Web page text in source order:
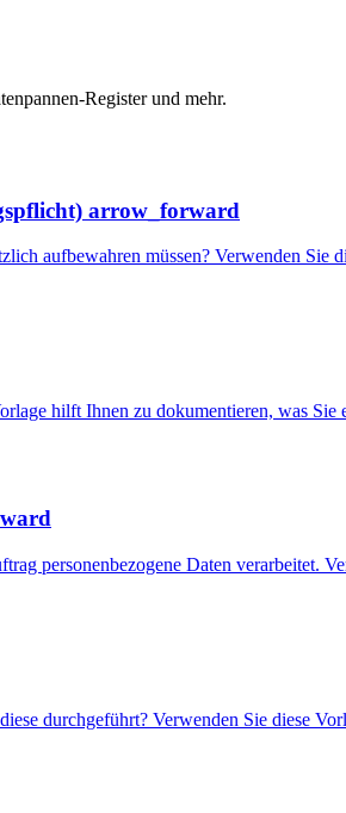
Register und mehr.
arrow_forward
aufbewahren müssen? Verwenden Sie
hilft Ihnen zu dokumentieren, was Sie
personenbezogene Daten verarbeitet.
durchgeführt? Verwenden Sie diese